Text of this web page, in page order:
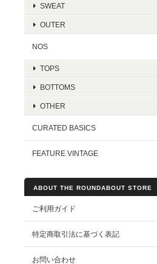
SWEAT
OUTER
NOS
TOPS
BOTTOMS
OTHER
CURATED BASICS
FEATURE VINTAGE
ABOUT THE ROUNDABOUT STORE
ご利用ガイド
特定商取引法に基づく表記
お問い合わせ